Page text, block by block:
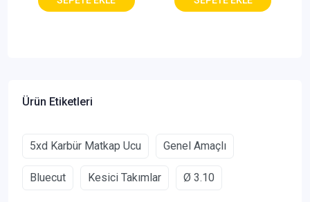
Ürün Etiketleri
5xd Karbür Matkap Ucu Genel Amaçlı
Bluecut Kesici Takımlar Ø 3.10